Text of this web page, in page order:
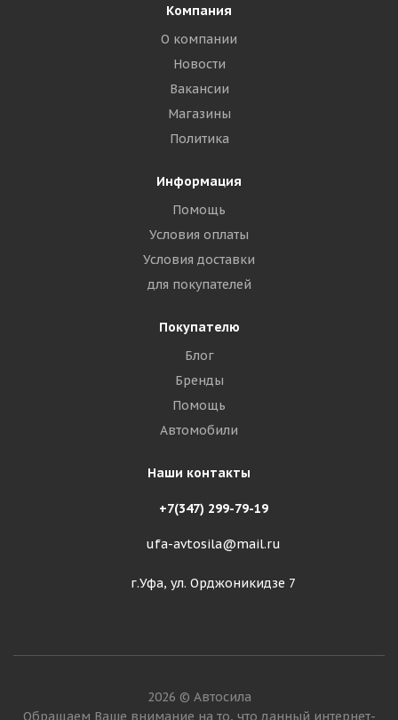
Компания
О компании
Новости
Вакансии
Магазины
Политика
Информация
Помощь
Условия оплаты
Условия доставки
для покупателей
Покупателю
Блог
Бренды
Помощь
Автомобили
Наши контакты
+7(347) 299-79-19
ufa-avtosila@mail.ru
г.Уфа, ул. Орджоникидзе 7
2026 © Автосила
Обращаем Ваше внимание на то, что данный интернет-